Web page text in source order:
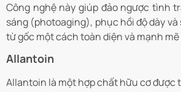
Công nghệ này giúp đảo ngược tình
sáng (photoaging), phục hồi độ dày và
từ gốc một cách toàn diện và mạnh
Allantoin
Allantoin là một hợp chất hữu cơ được